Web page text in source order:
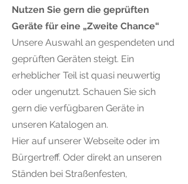
Nutzen Sie gern die geprüften
Geräte für eine „Zweite Chance“
Unsere Auswahl an gespendeten und
geprüften Geräten steigt. Ein
erheblicher Teil ist quasi neuwertig
oder ungenutzt. Schauen Sie sich
gern die verfügbaren Geräte in
unseren Katalogen an.
Hier auf unserer Webseite oder im
Bürgertreff. Oder direkt an unseren
Ständen bei Straßenfesten,